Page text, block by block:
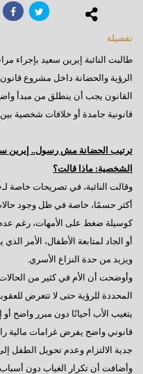
تفصيلة
طالبت النائبة إيرين سعيد بإجراء
الرؤية والحضانة داخل مشروع
القانون يجب أن ينطلق من مبدأ
قانونية جامدة أو خلافات شخصية بين
ترتيب الحضانة مش رسول.. إيرين
الشخصية: ماذا قالت؟
وقالت النائبة، في تصريحات خاصة
أكثر حسمًا، خاصة في ظل وجود
كوسيلة ضغط على الأمهات، رغم
أو الجاد لمتابعة الأطفال، الأمر
ويزيد من حدة النزاع الأسري.
وأوضحت أن الأم في كثير من
المحددة للرؤية حتى لا تتعرض
يتغيب الأب أحيانًا دون مبرر واضح
قانوني واضح يفرض غرامات مالية
جدية الالتزام وعدم تحويل الطفل
وأضافت أن تكرار الغياب دون